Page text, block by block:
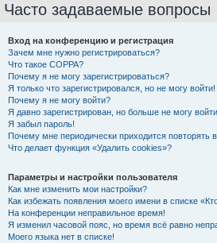
Часто задаваемые вопросы
Вход на конференцию и регистрация
Зачем мне нужно регистрироваться?
Что такое COPPA?
Почему я не могу зарегистрироваться?
Я только что зарегистрировался, но не могу войти!
Почему я не могу войти?
Я давно зарегистрирован, но больше не могу
Я забыл пароль!
Почему мне периодически приходится повторять
Что делает функция «Удалить cookies»?
Параметры и настройки пользователя
Как мне изменить мои настройки?
Как избежать появления моего имени в списке
На конференции неправильное время!
Я изменил часовой пояс, но время всё равно
Моего языка нет в списке!